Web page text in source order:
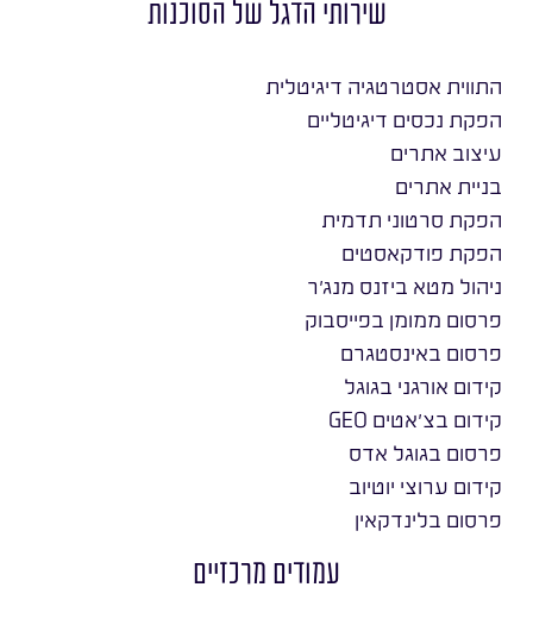
שירותי הדגל של הסוכנות
התווית אסטרטגיה דיגיטלית
הפקת נכסים דיגיטליים
עיצוב אתרים
בניית אתרים
הפקת סרטוני תדמית
הפקת פודקאסטים
ניהול מטא ביזנס מנג׳ר
פרסום ממומן בפייסבוק
פרסום באינסטגרם
קידום אורגני בגוגל
קידום בצ׳אטים GEO
פרסום בגוגל אדס
קידום ערוצי יוטיוב
פרסום בלינדקאין
עמודים מרכזיים